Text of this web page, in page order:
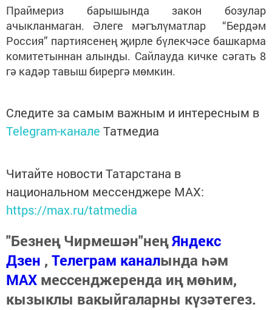
Праймериз барышында закон бозулар
ачыкланмаган. Әлеге мәгълүматлар “Бердәм
Россия” партиясенең җирле бүлекчәсе башкарма
комитетыннан алынды. Сайлауда кичке сәгать 8
гә кадәр тавыш бирергә мөмкин.
Следите за самым важным и интересным в
Telegram-канале Татмедиа
Читайте новости Татарстана в
национальном мессенджере MАХ:
https://max.ru/tatmedia
"Безнең Чирмешән"неңЯндекс
Дзен , Телеграм каналында һәм
МАХ мессенджеренда иң мөһим,
кызыклы вакыйгаларны күзәтегез.